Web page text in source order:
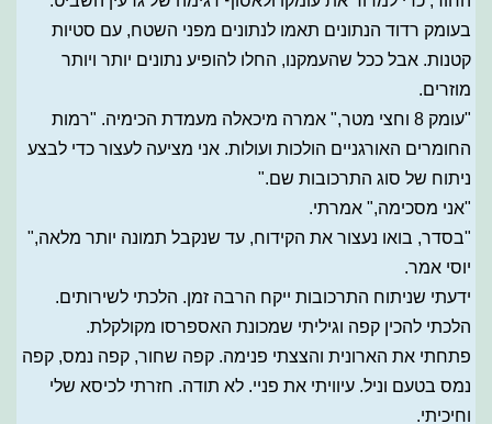
בעומק רדוד הנתונים תאמו לנתונים מפני השטח, עם סטיות
קטנות. אבל ככל שהעמקנו, החלו להופיע נתונים יותר ויותר
מוזרים.
"עומק 8 וחצי מטר," אמרה מיכאלה מעמדת הכימיה. "רמות
החומרים האורגניים הולכות ועולות. אני מציעה לעצור כדי לבצע
ניתוח של סוג התרכובות שם."
"אני מסכימה," אמרתי.
"בסדר, בואו נעצור את הקידוח, עד שנקבל תמונה יותר מלאה,"
יוסי אמר.
ידעתי שניתוח התרכובות ייקח הרבה זמן. הלכתי לשירותים.
הלכתי להכין קפה וגיליתי שמכונת האספרסו מקולקלת.
פתחתי את הארונית והצצתי פנימה. קפה שחור, קפה נמס, קפה
נמס בטעם וניל. עיוויתי את פניי. לא תודה. חזרתי לכיסא שלי
וחיכיתי.